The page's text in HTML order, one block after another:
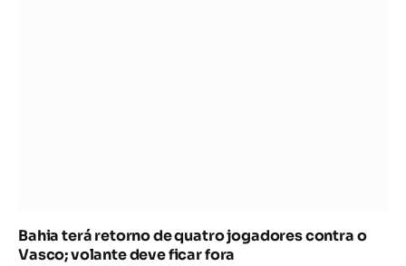
Bahia terá retorno de quatro jogadores contra o
Vasco; volante deve ficar fora